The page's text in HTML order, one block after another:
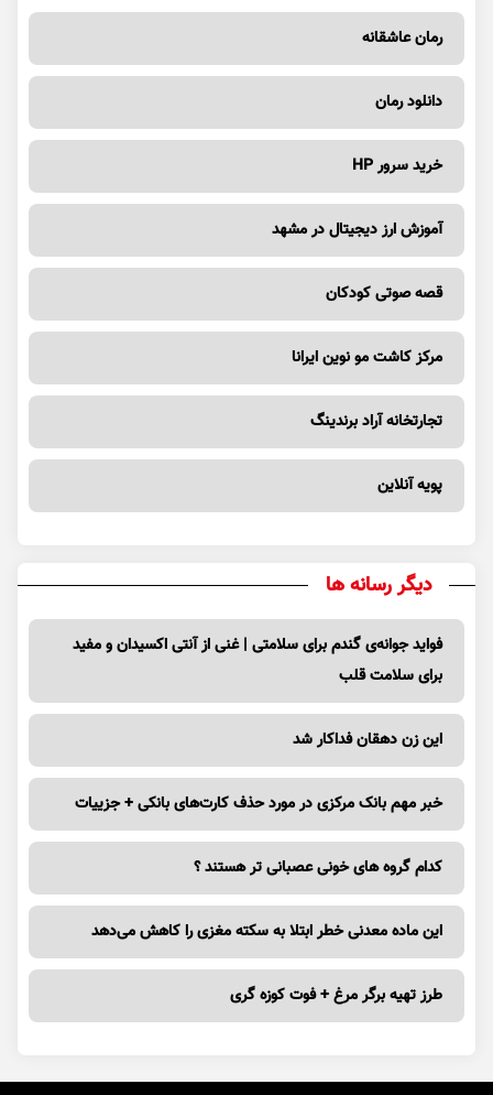
رمان عاشقانه
دانلود رمان
خرید سرور HP
آموزش ارز دیجیتال در مشهد
قصه صوتی کودکان
مرکز کاشت مو نوین ایرانا
تجارتخانه آراد برندینگ
پویه آنلاین
دیگر رسانه ها
فواید جوانه‌ی گندم برای سلامتی | غنی از آنتی اکسیدان و مفید
برای سلامت قلب
این زن دهقان فداکار شد
خبر مهم بانک مرکزی در مورد حذف کارت‌های بانکی + جزییات
کدام گروه های خونی عصبانی تر هستند ؟
این ماده معدنی خطر ابتلا به سکته مغزی را کاهش می‌دهد
طرز تهیه برگر مرغ + فوت کوزه گری
صفحه نخستاخباراقتصادیجامعهورزشیویدئوفرهنگ و هنرگوناگونوب گردی